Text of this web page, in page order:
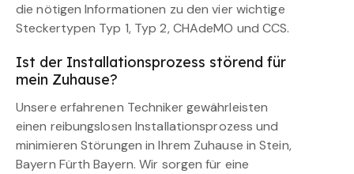
die nötigen Informationen zu den vier wichtige
Steckertypen Typ 1, Typ 2, CHAdeMO und CCS.
Ist der Installationsprozess störend für
mein Zuhause?
Unsere erfahrenen Techniker gewährleisten
einen reibungslosen Installationsprozess und
minimieren Störungen in Ihrem Zuhause in Stein,
Bayern Fürth Bayern. Wir sorgen für eine